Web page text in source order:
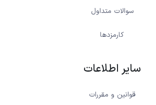
سوالات متداول
کارمزدها
سایر اطلاعات
قوانین و مقررات